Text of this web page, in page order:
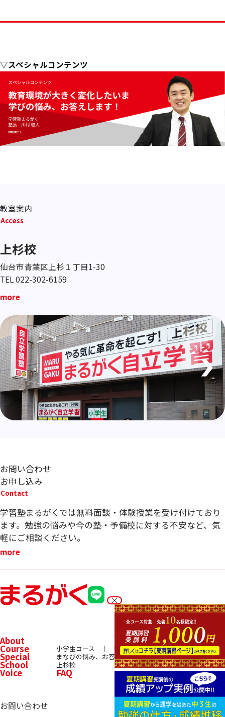
▽スペシャルコンテンツ
教室案内
Access
上杉校
仙台市青葉区上杉１丁目1-30
TEL 022-302-6159
more
お問い合わせ
お申し込み
Contact
学習塾まるがくでは無料面談・体験授業を受け付けており
ます。勉強の悩みや今の塾・予備校に対する不安など、気
軽にご相談ください。
more
About
Course 小学生コース 中学生コース 高校生コース
Special まなびの悩み、お答えします！
School 上杉校
Voice FAQ
お問い合わせ